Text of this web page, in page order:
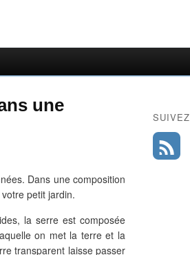
une
Dans une composition
petit jardin.
la serre est composée
on met la terre et la
transparent laisse passer